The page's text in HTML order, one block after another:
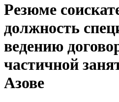
Резюме
должность
ведению
частичной
Азове